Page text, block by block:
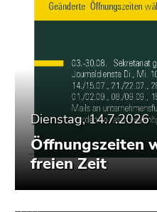
Dienstag, 14.7.2026
Öffnungszeiten
freien Zeit